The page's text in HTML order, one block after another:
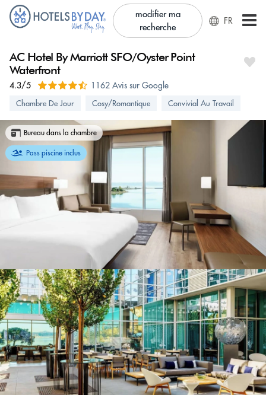
modifier ma
recherche
FR
AC Hotel By Marriott SFO/Oyster Point
Waterfront
4.3/5 1162 Avis sur Google
Chambre De Jour Cosy/Romantique Convivial Au Travail
Bureau dans la chambre
Pass piscine inclus